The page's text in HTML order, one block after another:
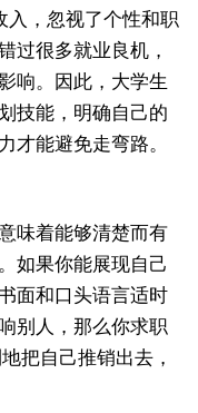
入，忽视了个性和职
过很多就业良机，
响。因此，大学生
技能，明确自己的
才能避免走弯路。
着能够清楚而有
如果你能展现自己
面和口头语言适时
别人，那么你求职
把自己推销出去，